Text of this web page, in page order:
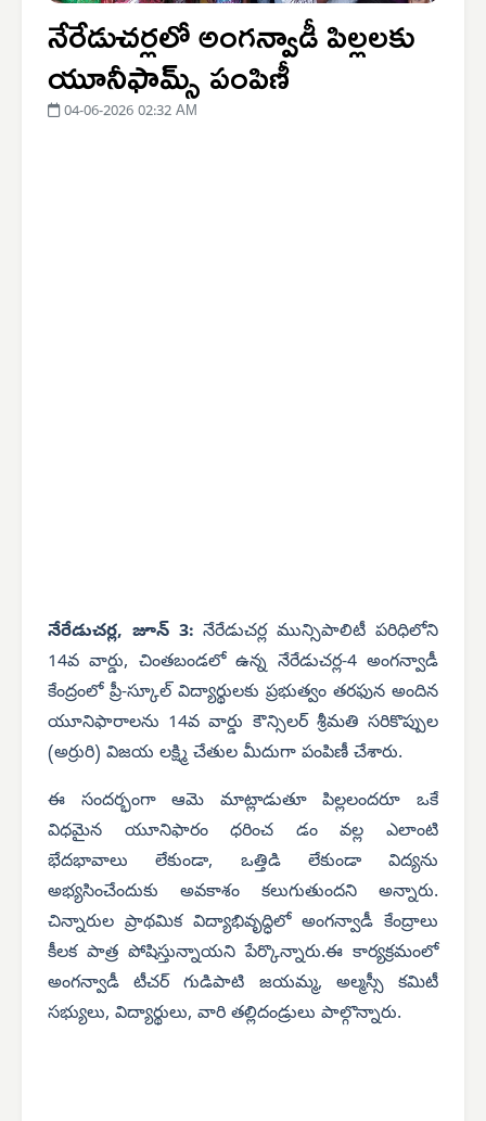
నేరేడుచర్లలో అంగన్వాడీ పిల్లలకు
యూనీఫామ్స్ పంపిణీ
04-06-2026 02:32 AM
నేరేడుచర్ల, జూన్ 3:నేరేడుచర్ల మున్సిపాలిటీ పరిధిలోని
14వ వార్డు, చింతబండలో ఉన్న నేరేడుచర్ల-4 అంగన్వాడీ
కేంద్రంలో ప్రీ-స్కూల్ విద్యార్థులకు ప్రభుత్వం తరఫున అందిన
యూనిఫారాలను 14వ వార్డు కౌన్సిలర్ శ్రీమతి సరికొప్పుల
(అర్రురి) విజయ లక్ష్మి చేతుల మీదుగా పంపిణీ చేశారు.
ఈ సందర్భంగా ఆమె మాట్లాడుతూ పిల్లలందరూ ఒకే
విధమైన యూనిఫారం ధరించ డం వల్ల ఎలాంటి
భేదభావాలు లేకుండా, ఒత్తిడి లేకుండా విద్యను
అభ్యసించేందుకు అవకాశం కలుగుతుందని అన్నారు.
చిన్నారుల ప్రాథమిక విద్యాభివృద్ధిలో అంగన్వాడీ కేంద్రాలు
కీలక పాత్ర పోషిస్తున్నాయని పేర్కొన్నారు.ఈ కార్యక్రమంలో
అంగన్వాడీ టీచర్ గుడిపాటి జయమ్మ, అల్మస్సీ కమిటీ
సభ్యులు, విద్యార్థులు, వారి తల్లిదండ్రులు పాల్గొన్నారు.